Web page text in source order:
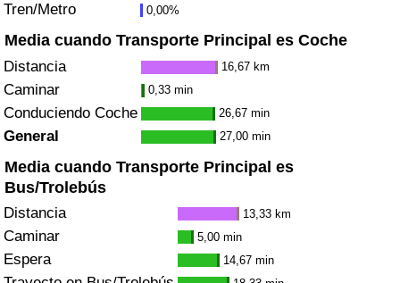
Tren/Metro 0,00%
Media cuando Transporte Principal es Coche
Distancia 16,67 km
Caminar 0,33 min
Conduciendo Coche 26,67 min
General 27,00 min
Media cuando Transporte Principal es
Bus/Trolebús
Distancia 13,33 km
Caminar 5,00 min
Espera 14,67 min
Índice de Contaminación (Actual)
Índice de contaminación
Índice de Contaminación por País
Tráfico
Índice de Tráfico